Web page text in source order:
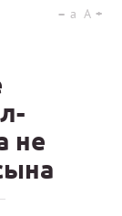
a A
не